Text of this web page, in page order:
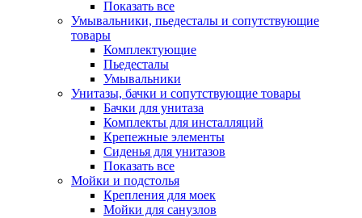
Показать все
Умывальники, пьедесталы и сопутствующие
товары
Комплектующие
Пьедесталы
Умывальники
Унитазы, бачки и сопутствующие товары
Бачки для унитаза
Комплекты для инсталляций
Крепежные элементы
Сиденья для унитазов
Показать все
Мойки и подстолья
Крепления для моек
Мойки для санузлов